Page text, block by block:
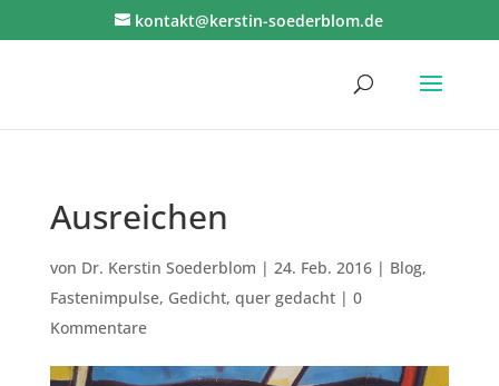
kontakt@kerstin-soederblom.de
Ausreichen
von Dr. Kerstin Soederblom | 24. Feb. 2016| Blog,
Fastenimpulse, Gedicht, quer gedacht| 0
Kommentare